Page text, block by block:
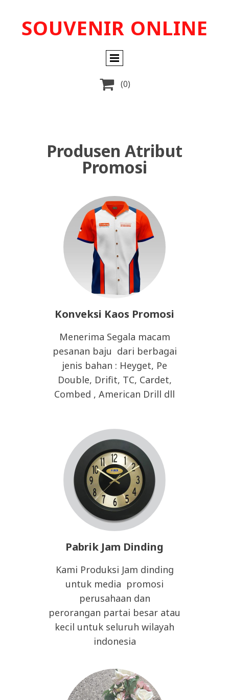
SOUVENIR ONLINE
 (0)
Produsen Atribut
Promosi
Konveksi Kaos Promosi
Menerima Segala macam
pesanan baju dari berbagai
jenis bahan : Heyget, Pe
Double, Drifit, TC, Cardet,
Combed , American Drill dll
Pabrik Jam Dinding
Kami Produksi Jam dinding
untuk media promosi
perusahaan dan
perorangan partai besar atau
kecil untuk seluruh wilayah
indonesia